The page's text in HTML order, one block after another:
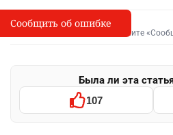
I
Сообщить об опечатке
Выделите фрагмент и нажмите
Была ли эта
107
Сообщить об ошибке